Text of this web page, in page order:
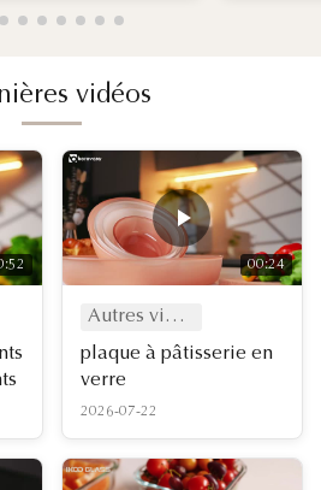
vidéos
00:24
Autres vidéos
plaque à pâtisserie en
verre
2026-07-22